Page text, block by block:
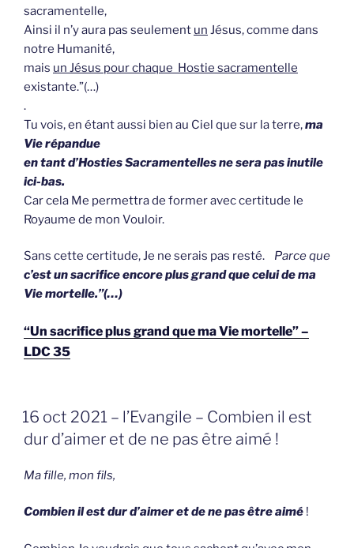
sacramentelle,
Ainsi il n’y aura pas seulement un Jésus, comme dans
notre Humanité,
mais un Jésus pour chaque Hostie sacramentelle
existante.”(…)
.
Tu vois, en étant aussi bien au Ciel que sur la terre,ma
Vie répandue
en tant d’Hosties Sacramentelles ne sera pas inutile
ici-bas.
Car cela Me permettra de former avec certitude le
Royaume de mon Vouloir.
Sans cette certitude, Je ne serais pas resté. Parce que
c’est un sacrifice encore plus grand que celui de ma
Vie mortelle.”(…)
“Un sacrifice plus grand que ma Vie mortelle” –
LDC 35
GEPLAATST
OP
16 oct 2021 – l’Evangile – Combien il est
dur d’aimer et de ne pas être aimé !
Ma fille, mon fils,
Combien il est dur d’aimer et de ne pas être aimé !